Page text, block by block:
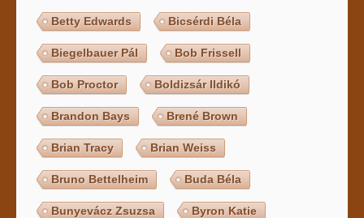
Betty Edwards Bicsérdi Béla
Biegelbauer Pál Bob Frissell
Bob Proctor Boldizsár Ildikó
Brandon Bays Brené Brown
Brian Tracy Brian Weiss
Bruno Bettelheim Buda Béla
Bunyevácz Zsuzsa Byron Katie